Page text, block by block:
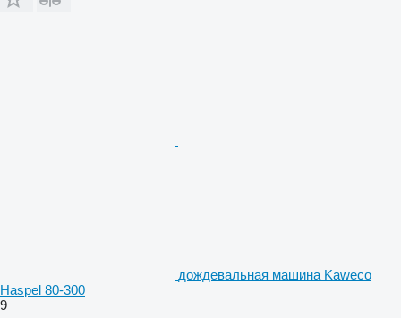
дождевальная машина Kaweco
Haspel 80-300
9